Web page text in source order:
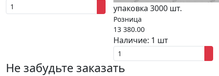
упаковка 3000 шт.
Розница
13 380.00
Наличие: 1 шт
Не забудьте заказать